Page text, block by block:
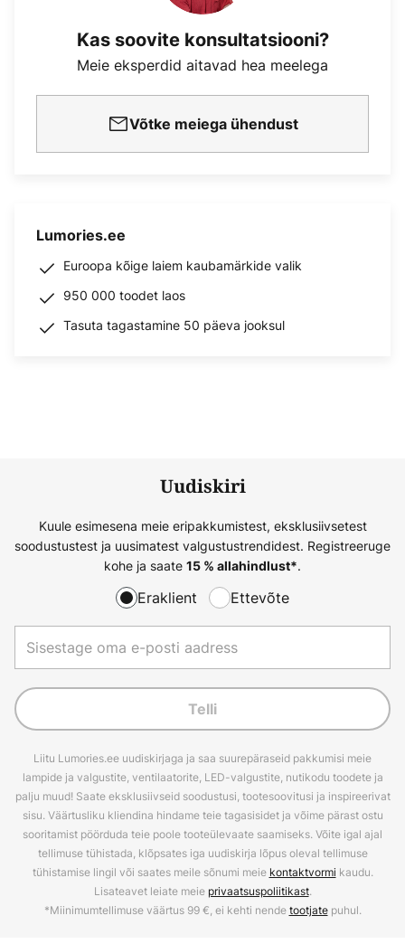
Kas soovite konsultatsiooni?
Meie eksperdid aitavad hea meelega
Võtke meiega ühendust
Lumories.ee
Euroopa kõige laiem kaubamärkide valik
950 000 toodet laos
Tasuta tagastamine 50 päeva jooksul
Uudiskiri
Kuule esimesena meie eripakkumistest, eksklusiivsetest
soodustustest ja uusimatest valgustustrendidest. Registreeruge
kohe ja saate 15 % allahindlust*.
Eraklient Ettevõte
Telli
Liitu Lumories.ee uudiskirjaga ja saa suurepäraseid pakkumisi meie
lampide ja valgustite, ventilaatorite, LED-valgustite, nutikodu toodete ja
palju muud! Saate eksklusiivseid soodustusi, tootesoovitusi ja inspireerivat
sisu. Väärtusliku kliendina hindame teie tagasisidet ja võime pärast ostu
sooritamist pöörduda teie poole tooteülevaate saamiseks. Võite igal ajal
tellimuse tühistada, klõpsates iga uudiskirja lõpus oleval tellimuse
tühistamise lingil või saates meile sõnumi meie kontaktvormi kaudu.
Lisateavet leiate meie privaatsuspoliitikast.
*Miinimumtellimuse väärtus 99 €, ei kehti nendetootjatepuhul.